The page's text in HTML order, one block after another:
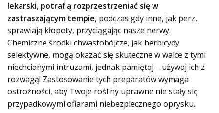
lekarski, potrafią rozprzestrzeniać się w
zastraszającym tempie, podczas gdy inne, jak perz,
sprawiają kłopoty, przyciągając nasze nerwy.
Chemiczne środki chwastobójcze, jak herbicydy
selektywne, mogą okazać się skuteczne w walce z tymi
niechcianymi intruzami, jednak pamiętaj – używaj ich z
rozwagą! Zastosowanie tych preparatów wymaga
ostrożności, aby Twoje rośliny uprawne nie stały się
przypadkowymi ofiarami niebezpiecznego oprysku.